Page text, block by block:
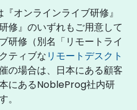
オンラインライブ研修』
修』のいずれもご用意して
研修（別名「リモートライ
ティブなリモートデスクト
の場合は、日本にある顧客
にあるNobleProg社内研